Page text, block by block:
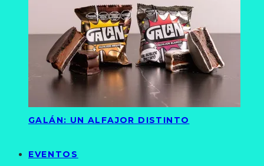
GALÁN: UN ALFAJOR DISTINTO
EVENTOS